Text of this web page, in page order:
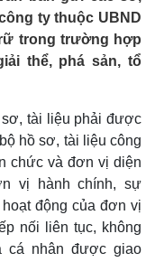
thời tiết
ty thuộc UBND
trong trường hợp
thể, phá sản, tổ
tài liệu phải được
hồ sơ, tài liệu công
chức và đơn vị diện
vị hành chính, sự
động của đơn vị
nối liên tục, không
cá nhân được giao